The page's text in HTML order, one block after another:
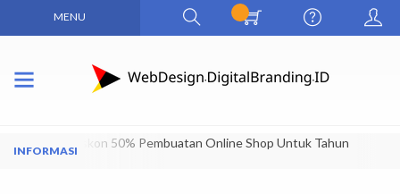
MENU
Dapatkan Diskon 50% Pembuatan Online Shop Untuk Tahun